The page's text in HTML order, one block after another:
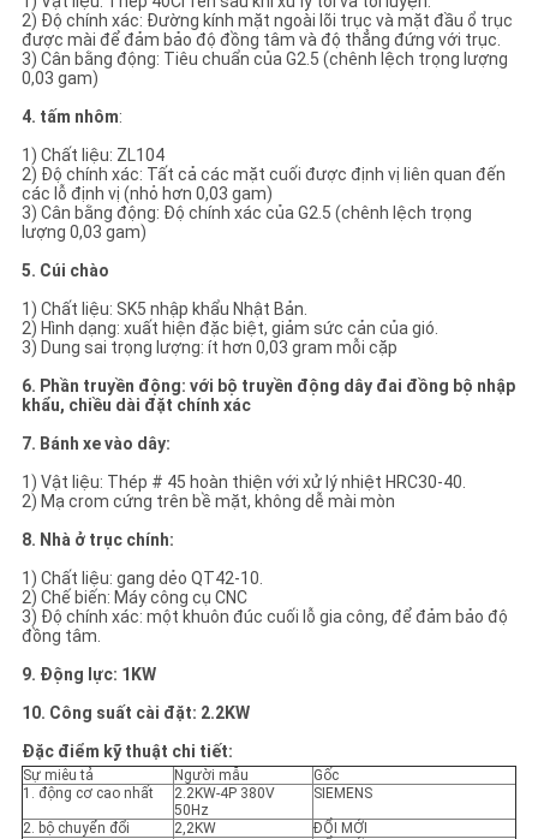
2) Độ chính xác: Đường kính mặt ngoài lõi trục và mặt đầu ổ trục
được mài để đảm bảo độ đồng tâm và độ thẳng đứng với trục.
3) Cân bằng động: Tiêu chuẩn của G2.5 (chênh lệch trọng lượng
0,03 gam)
4. tấm nhôm:
1) Chất liệu: ZL104
2) Độ chính xác: Tất cả các mặt cuối được định vị liên quan đến
các lỗ định vị (nhỏ hơn 0,03 gam)
3) Cân bằng động: Độ chính xác của G2.5 (chênh lệch trọng
lượng 0,03 gam)
5. Cúi chào
1) Chất liệu: SK5 nhập khẩu Nhật Bản.
2) Hình dạng: xuất hiện đặc biệt, giảm sức cản của gió.
3) Dung sai trọng lượng: ít hơn 0,03 gram mỗi cặp
6. Phần truyền động: với bộ truyền động dây đai đồng bộ nhập
khẩu, chiều dài đặt chính xác
7. Bánh xe vào dây:
1) Vật liệu: Thép # 45 hoàn thiện với xử lý nhiệt HRC30-40.
2) Mạ crom cứng trên bề mặt, không dễ mài mòn
8. Nhà ở trục chính:
1) Chất liệu: gang dẻo QT42-10.
2) Chế biến: Máy công cụ CNC
3) Độ chính xác: một khuôn đúc cuối lỗ gia công, để đảm bảo độ
đồng tâm.
9. Động lực: 1KW
10. Công suất cài đặt: 2.2KW
Đặc điểm kỹ thuật chi tiết:
Sự miêu tả Người mẫu
Gốc
1. động cơ cao nhất
2.2KW-4P 380V
50Hz
SIEMENS
2. bộ chuyển đổi 2,2KW
ĐỔI MỚI